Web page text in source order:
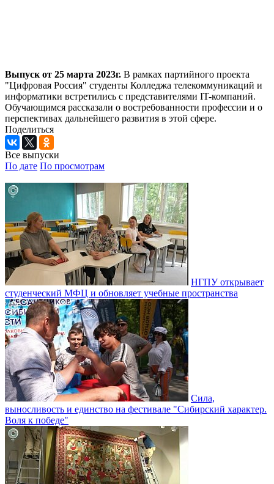
Выпуск от 25 марта 2023г. В рамках партийного проекта
"Цифровая Россия" студенты Колледжа телекоммуникаций и
информатики встретились с представителями IT-компаний.
Обучающимся рассказали о востребованности профессии и о
перспективах дальнейшего развития в этой сфере.
Поделиться
Все выпуски
По дате По просмотрам
НГПУ открывает
студенческий МФЦ и обновляет учебные пространства
Сила,
выносливость и единство на фестивале "Сибирский характер.
Воля к победе"